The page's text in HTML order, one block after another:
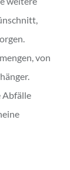
von
Abfälle